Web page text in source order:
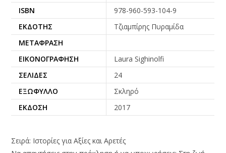
ISBN
978-960-593-104-9
ΕΚΔΌΤΗΣ
Τζιαμπίρης Πυραμίδα
ΜΕΤΆΦΡΑΣΗ
ΕΙΚΟΝΟΓΡΆΦΗΣΗ
Laura Sighinolfi
ΣΕΛΊΔΕΣ
24
ΕΞΏΦΥΛΛΟ
Σκληρό
ΈΚΔΟΣΗ
2017
Σειρά: Ιστορίες για Αξίες και Αρετές